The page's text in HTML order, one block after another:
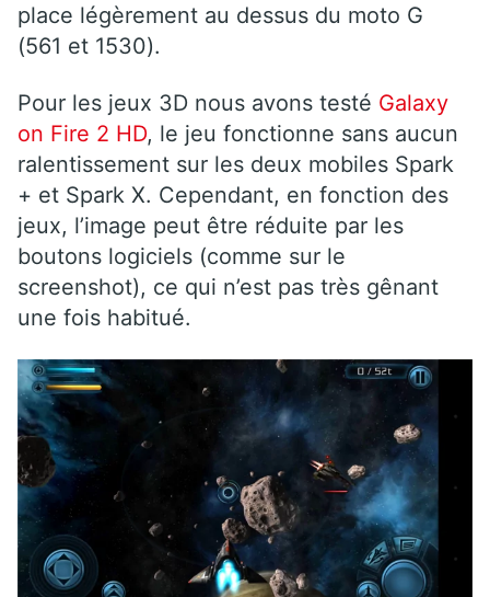
place légèrement au dessus du moto G
(561 et 1530).
Pour les jeux 3D nous avons testé Galaxy
on Fire 2 HD, le jeu fonctionne sans aucun
ralentissement sur les deux mobiles Spark
+ et Spark X. Cependant, en fonction des
jeux, l’image peut être réduite par les
boutons logiciels (comme sur le
screenshot), ce qui n’est pas très gênant
une fois habitué.